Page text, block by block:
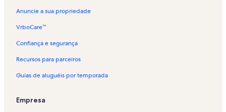
Aluguéis por temporada - Praia do Laboratório
Aluguéis por temporada - Ponta Leste
Aluguéis por temporada - Centro de Angra dos Reis
Aluguéis por temporada - Ilha de Cataguás
Anuncie a sua propriedade
VrboCare™
Confiança e segurança
Recursos para parceiros
Guias de aluguéis por temporada
Empresa